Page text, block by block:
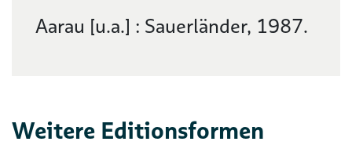
Aarau [u.a.] : Sauerländer, 1987.
Weitere Editionsformen